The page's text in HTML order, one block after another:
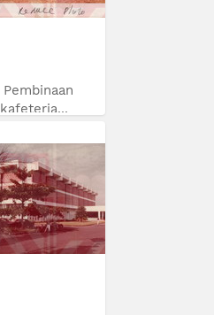
Pembinaan
kafeteria...